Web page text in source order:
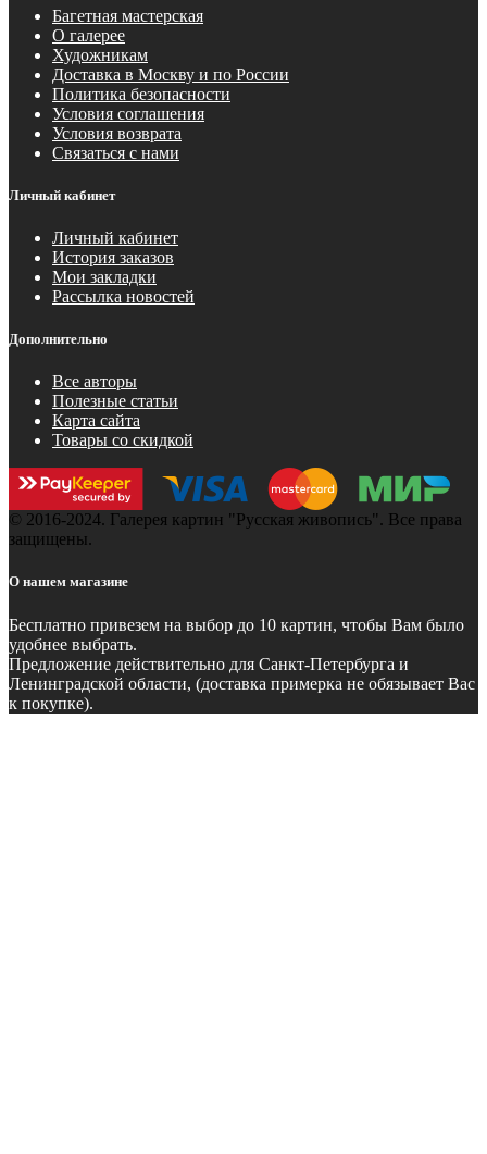
Багетная мастерская
О галерее
Художникам
Доставка в Москву и по России
Политика безопасности
Условия соглашения
Условия возврата
Связаться с нами
Личный кабинет
Личный кабинет
История заказов
Мои закладки
Рассылка новостей
Дополнительно
Все авторы
Полезные статьи
Карта сайта
Товары со скидкой
© 2016-2024. Галерея картин "Русская живопись". Все права
защищены.
О нашем магазине
Бесплатно привезем на выбор до 10 картин, чтобы Вам было
удобнее выбрать.
Предложение действительно для Санкт-Петербурга и
Ленинградской области, (доставка примерка не обязывает Вас
к покупке).